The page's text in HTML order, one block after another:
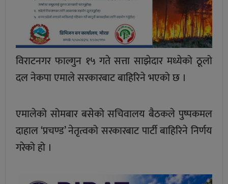
विराटनगर फाल्गुन १५ गते सत्ता साझेदार मध्येको ठूलो
दल नेकपा एमाले सरकारबाट बाहिरिने भएको छ ।
एमालेको सोमबार बसेको सचिवालय बैठकले पुष्पकमल
दाहाल ‘प्रचण्ड’ नेतृत्वको सरकारबाट पार्टी बाहिरिने निर्णय
गरेको हो ।